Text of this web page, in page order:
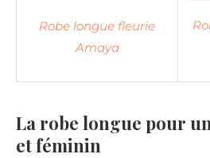
Robe longue fleurie
Amaya
La robe longue pour
et féminin